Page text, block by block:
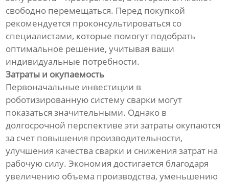
свободно перемещаться. Перед покупкой
рекомендуется проконсультироваться со
специалистами, которые помогут подобрать
оптимальное решение, учитывая ваши
индивидуальные потребности.
Затраты и окупаемость
Первоначальные инвестиции в
роботизированную систему сварки могут
показаться значительными. Однако в
долгосрочной перспективе эти затраты окупаются
за счет повышения производительности,
улучшения качества сварки и снижения затрат на
рабочую силу. Экономия достигается благодаря
увеличению объема производства, уменьшению